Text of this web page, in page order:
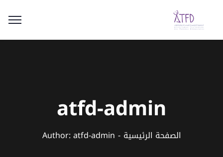
atfd-admin
الصفحة الرئيسية Author: atfd-admin